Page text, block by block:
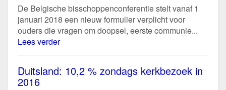
De Belgische bisschoppenconferentie stelt vanaf 1
januari 2018 een nieuw formulier verplicht voor
ouders die vragen om doopsel, eerste communie...
Lees verder
Duitsland: 10,2 % zondags kerkbezoek in
2016